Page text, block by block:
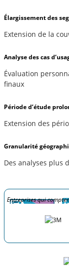
Élargissement des
Extension de la
Analyse des cas
Évaluation
finaux
Période d’étude
Extension des
Granularité
Des analyses plus
Entreprises qui